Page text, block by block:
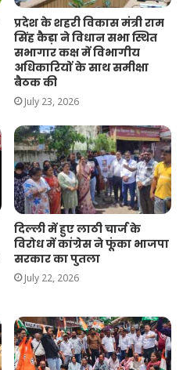
प्रदेश के शहरी विकास मंत्री राम
सिंह कैड़ा ने विधान सभा स्थित
सभागार कक्ष में विभागीय
अधिकारियों के साथ समीक्षा
बैठक की
July 23, 2026
दिल्ली में हुए लाठी चार्ज के
विरोध में कांग्रेस ने फूंका भाजपा
सरकार का पुतला
July 22, 2026